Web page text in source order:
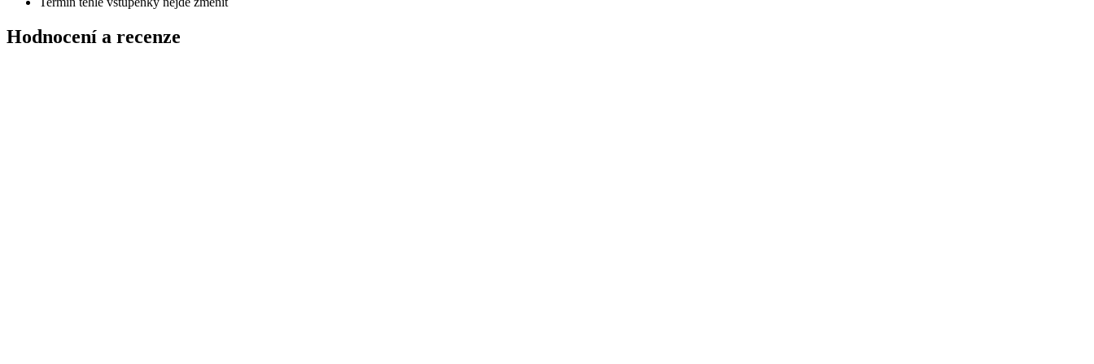
Hodnocení a recenze